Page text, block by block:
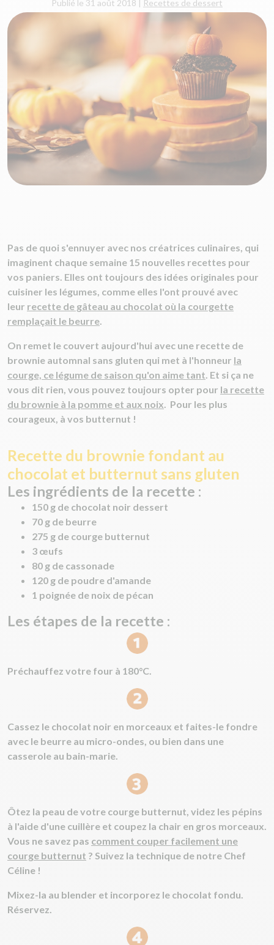
Publié le 31 août 2018 | Recettes de dessert
Pas de quoi s'ennuyer avec nos créatrices culinaires, qui
imaginent chaque semaine 15 nouvelles recettes pour
vos paniers. Elles ont toujours des idées originales pour
cuisiner les légumes, comme elles l'ont prouvé avec
leur recette de gâteau au chocolat où la courgette
remplaçait le beurre
On remet le couvert aujourd'hui avec une recette de
brownie automnal sans gluten qui met à l'honneur la
courge, ce légume de saison qu'on aime tant . Et si ça ne
vous dit rien, vous pouvez toujours opter pour la recette
du brownie à la pomme et aux noix . Pour les plus
courageux, à vos butternut !
Recette du brownie fondant au
chocolat et butternut sans gluten
Les ingrédients de la recette :
150 g de chocolat noir dessert
70 g de beurre
275 g de courge butternut
3 œufs
80 g de cassonade
120 g de poudre d'amande
1 poignée de noix de pécan
Les étapes de la recette :
Préchauffez votre four à 180°C.
Cassez le chocolat noir en morceaux et faites-le fondre
avec le beurre au micro-ondes, ou bien dans une
casserole au bain-marie.
Ôtez la peau de votre courge butternut, videz les pépins
à l'aide d'une cuillère et coupez la chair en gros morceaux.
Vous ne savez pas comment couper facilement une
courge butternut ? Suivez la technique de notre Chef
Céline !
Mixez-la au blender et incorporez le chocolat fondu.
Réservez.